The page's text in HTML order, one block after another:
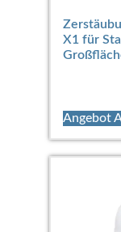
X1 für
Angebot